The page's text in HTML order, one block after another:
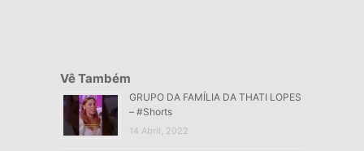
Vê Também
GRUPO DA FAMÍLIA DA THATI LOPES
– #Shorts
14 Abril, 2022